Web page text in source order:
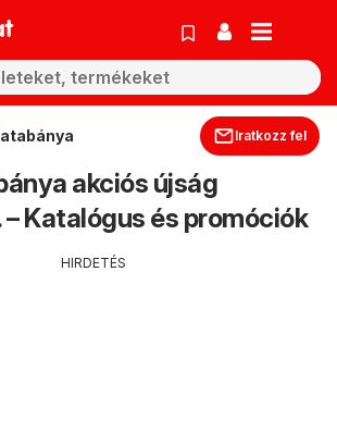
Iratkozz fel
akciós újság
– Katalógus és promóciók
HIRDETÉS